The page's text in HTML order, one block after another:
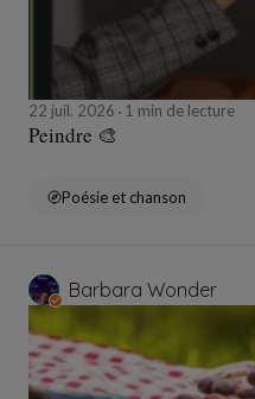
22 juil. 2026 1 min de lecture
Peindre 🎨
Poésie et chanson
Barbara Wonder